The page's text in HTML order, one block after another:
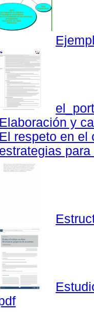
Elaboración y
El respeto en el
estrategias